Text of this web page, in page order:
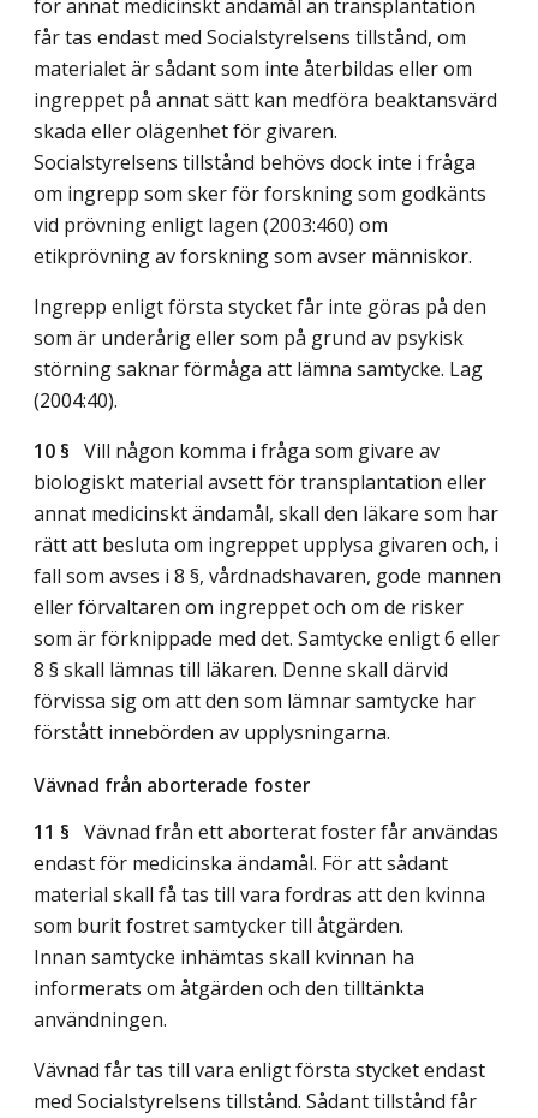
för annat medicinskt ändamål än transplantation
får tas endast med Socialstyrelsens tillstånd, om
materialet är sådant som inte återbildas eller om
ingreppet på annat sätt kan medföra beaktansvärd
skada eller olägenhet för givaren.
Socialstyrelsens tillstånd behövs dock inte i fråga
om ingrepp som sker för forskning som godkänts
vid prövning enligt lagen (2003:460) om
etikprövning av forskning som avser människor.
Ingrepp enligt första stycket får inte göras på den
som är underårig eller som på grund av psykisk
störning saknar förmåga att lämna samtycke. Lag
(2004:40).
10 § Vill någon komma i fråga som givare av
biologiskt material avsett för transplantation eller
annat medicinskt ändamål, skall den läkare som har
rätt att besluta om ingreppet upplysa givaren och, i
fall som avses i 8 §, vårdnadshavaren, gode mannen
eller förvaltaren om ingreppet och om de risker
som är förknippade med det. Samtycke enligt 6 eller
8 § skall lämnas till läkaren. Denne skall därvid
förvissa sig om att den som lämnar samtycke har
förstått innebörden av upplysningarna.
Vävnad från aborterade foster
11 § Vävnad från ett aborterat foster får användas
endast för medicinska ändamål. För att sådant
material skall få tas till vara fordras att den kvinna
som burit fostret samtycker till åtgärden.
Innan samtycke inhämtas skall kvinnan ha
informerats om åtgärden och den tilltänkta
användningen.
Vävnad får tas till vara enligt första stycket endast
med Socialstyrelsens tillstånd. Sådant tillstånd får